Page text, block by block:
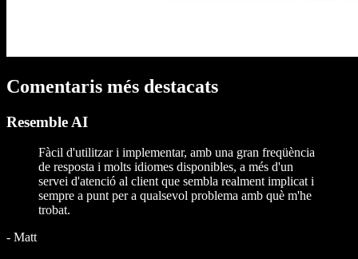
Comentaris més destacats
Resemble AI
Fàcil d'utilitzar i implementar, amb una gran freqüència
de resposta i molts idiomes disponibles, a més d'un
servei d'atenció al client que sembla realment implicat i
sempre a punt per a qualsevol problema amb què m'he
trobat.
- Matt